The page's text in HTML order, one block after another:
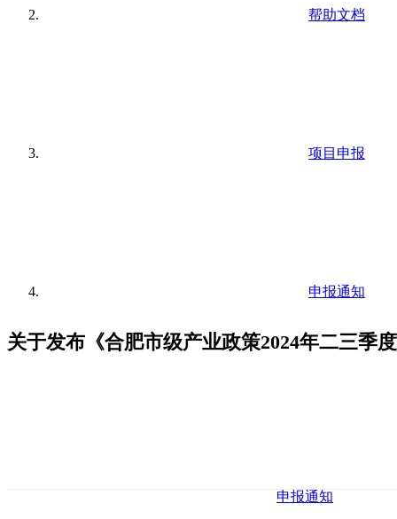
帮助文档
项目申报
申报通知
关于发布《合肥市级产业政策2024年二三季
申报通知